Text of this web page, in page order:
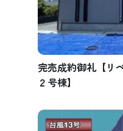
完売成約御礼【リ
２号棟】